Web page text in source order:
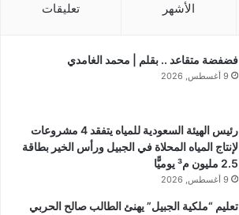
الأشهر تعليقات
فضفضة متقاعد .. بقلم | محمد الغامدي
9 أغسطس, 2026
رئيس الهيئة السعودية للمياه يتفقد 4 مشروعات
لإنتاج المياه المحلاة في الجبيل ورأس الخير بطاقة
2.5 مليون م³ يوميًّا
9 أغسطس, 2026
تعليم “ملكية الجبيل” يهنئ الطالب صالح الحربي